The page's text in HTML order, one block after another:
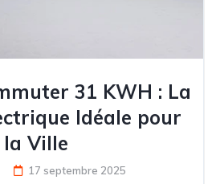
31 KWH : La
Idéale pour
la Ville
17 septembre 2025